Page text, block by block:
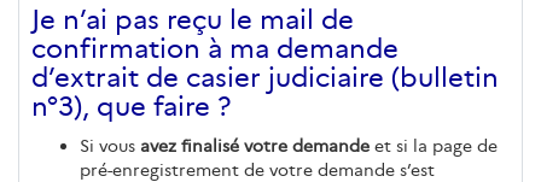
Je n’ai pas reçu le mail de
confirmation à ma demande
d’extrait de casier judiciaire (bulletin
n°3), que faire ?
Si vous avez finalisé votre demande et si la page de
pré-enregistrement de votre demande s’est